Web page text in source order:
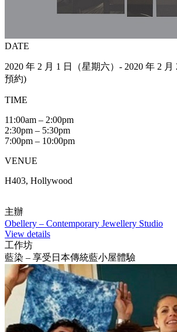
DATE
2020 年 2 月 1 日（星期六）- 2020 年 2
預約)
TIME
11:00am – 2:00pm
2:30pm – 5:30pm
7:00pm – 10:00pm
VENUE
H403, Hollywood
主辦
Obellery – Contemporary Jewellery Studio
View details
工作坊
藍染 – 享受日本傳統藍小屋體驗